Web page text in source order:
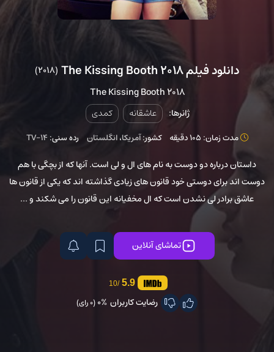
دانلود فیلم The Kissing Booth 2018 (2018)
The Kissing Booth 2018
ژانرها: عاشقانه کمدی
مدت زمان: 105 دقیقه کشور:آمریکا،انگلستان رده سنی: TV-14
داستان درباره دو دوست به نام های ال و لی است. آنها که از بچگی با هم
دوست اند برای دوستی خود قانون های زیادی گذاشته اند که یکی از قانون ها
عاشق برادر لی نشدن است که ال مخفیانه این قانون را می شکند و ...
تماشای آنلاین
5.9
/10
رضایت کاربران 0%(0 رای)